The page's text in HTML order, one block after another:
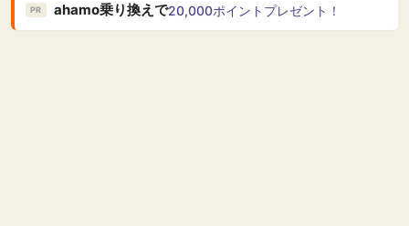
PR ahamo乗り換えで20,000ポイントプレゼント！